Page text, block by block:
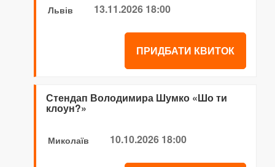
Львів 13.11.2026 18:00
ПРИДБАТИ КВИТОК
Стендап Володимира Шумко «Шо ти
клоун?»
Миколаїв 10.10.2026 18:00